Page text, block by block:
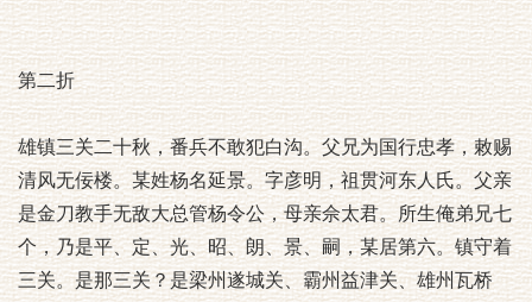
第二折
雄镇三关二十秋，番兵不敢犯白沟。父兄为国行忠孝，敕赐
清风无佞楼。某姓杨名延景。字彦明，祖贯河东人氏。父亲
是金刀教手无敌大总管杨令公，母亲佘太君。所生俺弟兄七
个，乃是平、定、光、昭、朗、景、嗣，某居第六。镇守着
三关。是那三关？是梁州遂城关、霸州益津关、雄州瓦桥